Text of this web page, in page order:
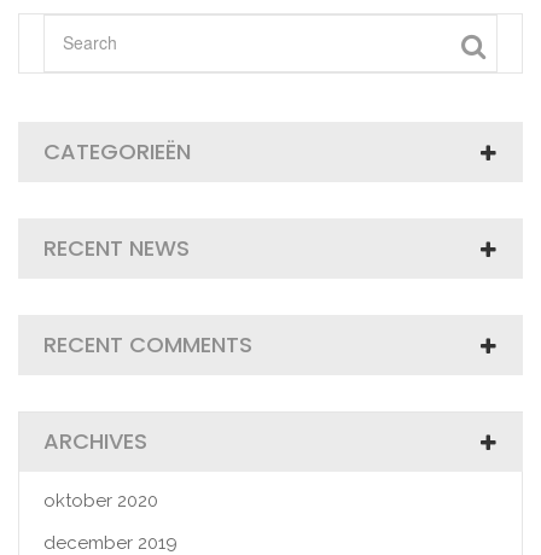
CATEGORIEËN
RECENT NEWS
RECENT COMMENTS
ARCHIVES
oktober 2020
december 2019